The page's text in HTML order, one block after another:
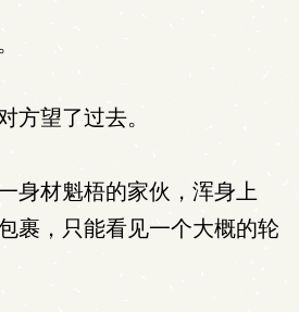
方望了过去。
身材魁梧的家伙，浑身上
裹，只能看见一个大概的轮